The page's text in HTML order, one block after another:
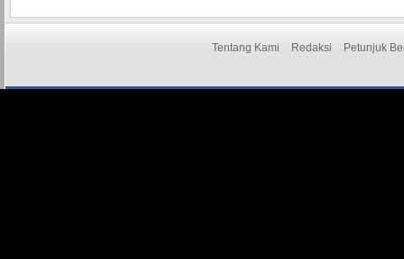
Tentang Kami Redaksi Petunjuk